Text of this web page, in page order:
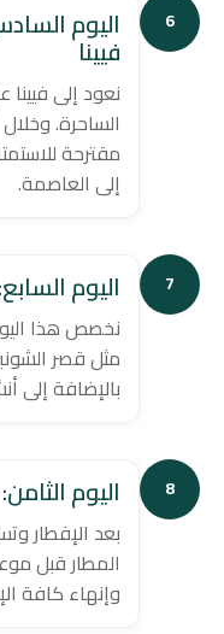
6 اليوم
فيينا
نعود إلى فيينا
الساحرة.
مقترحة
إلى العاصمة.
7 اليوم
نخصص هذا
مثل قصر
بالإضافة
8 اليوم
بعد الإفطار
المطار قبل
وإنهاء كافة